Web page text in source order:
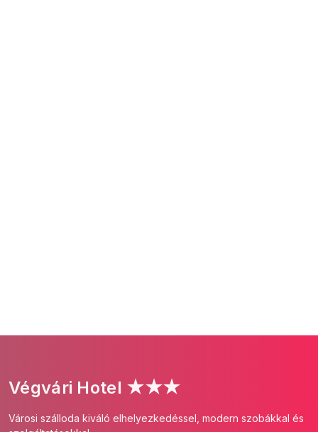
Végvári Hotel ★★★
Városi szálloda kiváló elhelyezkedéssel, modern szobákkal és